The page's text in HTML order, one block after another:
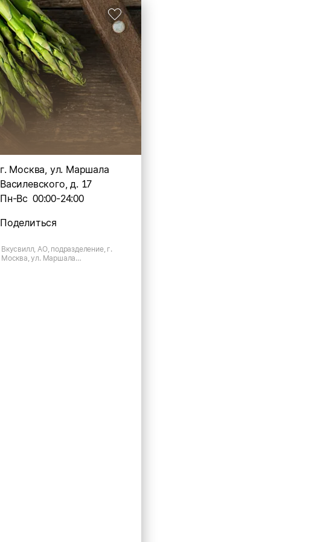
г. Москва, ул. Маршала
Василевского, д. 17
Пн-Вс 00:00-24:00
Поделиться
Вкусвилл, АО, подразделение, г.
Москва, ул. Маршала